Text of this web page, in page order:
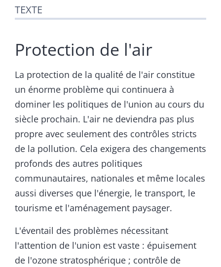
TEXTE
Protection de l'air
La protection de la qualité de l'air constitue
un énorme problème qui continuera à
dominer les politiques de l'union au cours du
siècle prochain. L'air ne deviendra pas plus
propre avec seulement des contrôles stricts
de la pollution. Cela exigera des changements
profonds des autres politiques
communautaires, nationales et même locales
aussi diverses que l'énergie, le transport, le
tourisme et l'aménagement paysager.
L'éventail des problèmes nécessitant
l'attention de l'union est vaste : épuisement
de l'ozone stratosphérique ; contrôle de